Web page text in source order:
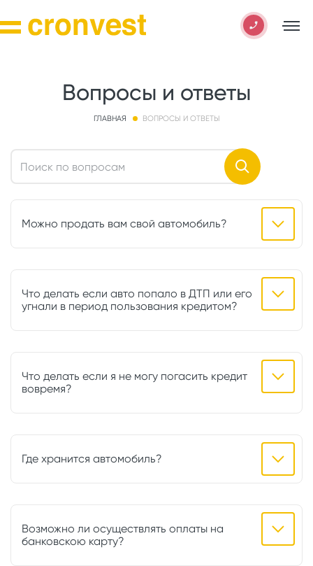
Вопросы и ответы
ГЛАВНАЯ ВОПРОСЫ И ОТВЕТЫ
Можно продать вам свой автомобиль?
Что делать если авто попало в ДТП или его
угнали в период пользования кредитом?
Что делать если я не могу погасить кредит
вовремя?
Где хранится автомобиль?
Возможно ли осуществлять оплаты на
банковскою карту?